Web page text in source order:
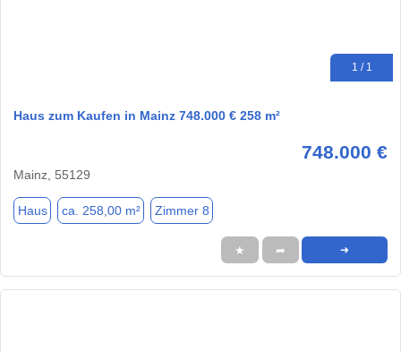
1 / 1
Haus zum Kaufen in Mainz 748.000 € 258 m²
748.000 €
Mainz, 55129
Haus ca. 258,00 m² Zimmer 8
★ ➦ ➜